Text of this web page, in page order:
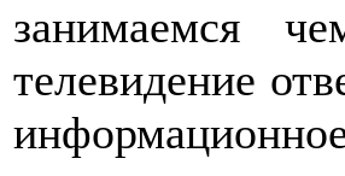
занимаемся
телевидение